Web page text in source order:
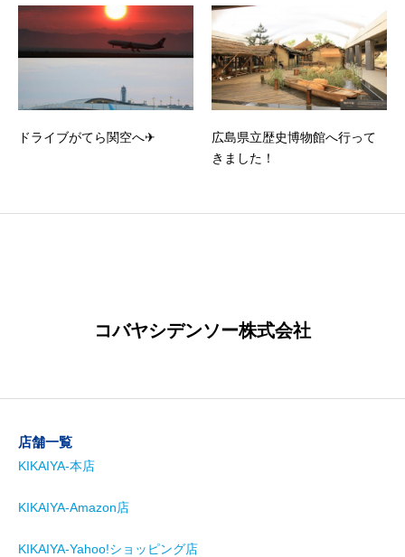
ドライブがてら関空へ✈
広島県立歴史博物館へ行って
きました！
コバヤシデンソー株式会社
店舗一覧
KIKAIYA-本店
KIKAIYA-Amazon店
KIKAIYA-Yahoo!ショッピング店